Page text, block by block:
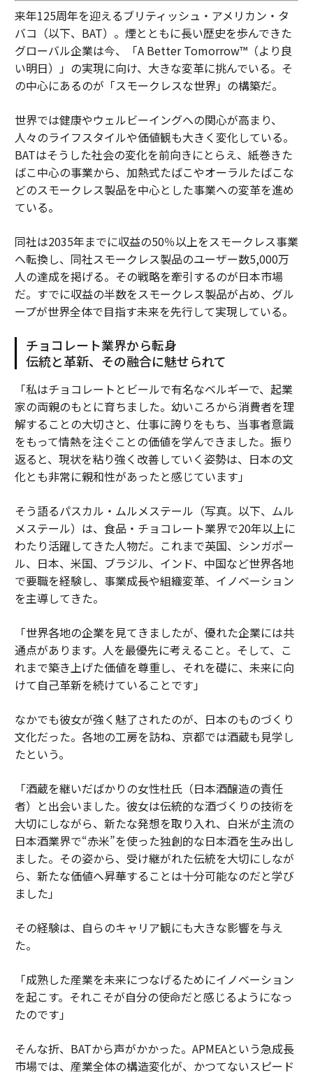
来年125周年を迎えるブリティッシュ・アメリカン・タ
バコ（以下、BAT）。煙とともに長い歴史を歩んできた
グローバル企業は今、「A Better Tomorrow™（より良
い明日）」の実現に向け、大きな変革に挑んでいる。そ
の中心にあるのが「スモークレスな世界」の構築だ。
世界では健康やウェルビーイングへの関心が高まり、
人々のライフスタイルや価値観も大きく変化している。
BATはそうした社会の変化を前向きにとらえ、紙巻きた
ばこ中心の事業から、加熱式たばこやオーラルたばこな
どのスモークレス製品を中心とした事業への変革を進め
ている。
同社は2035年までに収益の50％以上をスモークレス事業
へ転換し、同社スモークレス製品のユーザー数5,000万
人の達成を掲げる。その戦略を牽引するのが日本市場
だ。すでに収益の半数をスモークレス製品が占め、グル
ープが世界全体で目指す未来を先行して実現している。
チョコレート業界から転身
伝統と革新、その融合に魅せられて
「私はチョコレートとビールで有名なベルギーで、起業
家の両親のもとに育ちました。幼いころから消費者を理
解することの大切さと、仕事に誇りをもち、当事者意識
をもって情熱を注ぐことの価値を学んできました。振り
返ると、現状を粘り強く改善していく姿勢は、日本の文
化とも非常に親和性があったと感じています」
そう語るパスカル・ムルメステール（写真。以下、ムル
メステール）は、食品・チョコレート業界で20年以上に
わたり活躍してきた人物だ。これまで英国、シンガポー
ル、日本、米国、ブラジル、インド、中国など世界各地
で要職を経験し、事業成長や組織変革、イノベーション
を主導してきた。
「世界各地の企業を見てきましたが、優れた企業には共
通点があります。人を最優先に考えること。そして、こ
れまで築き上げた価値を尊重し、それを礎に、未来に向
けて自己革新を続けていることです」
なかでも彼女が強く魅了されたのが、日本のものづくり
文化だった。各地の工房を訪ね、京都では酒蔵も見学し
たという。
「酒蔵を継いだばかりの女性杜氏（日本酒醸造の責任
者）と出会いました。彼女は伝統的な酒づくりの技術を
大切にしながら、新たな発想を取り入れ、白米が主流の
日本酒業界で“赤米”を使った独創的な日本酒を生み出し
ました。その姿から、受け継がれた伝統を大切にしなが
ら、新たな価値へ昇華することは十分可能なのだと学び
ました」
その経験は、自らのキャリア観にも大きな影響を与え
た。
「成熟した産業を未来につなげるためにイノベーション
を起こす。それこそが自分の使命だと感じるようになっ
たのです」
そんな折、BATから声がかかった。APMEAという急成長
市場では、産業全体の構造変化が、かつてないスピード